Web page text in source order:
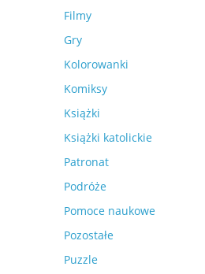
Filmy
Gry
Kolorowanki
Komiksy
Książki
Książki katolickie
Patronat
Podróże
Pomoce naukowe
Pozostałe
Puzzle